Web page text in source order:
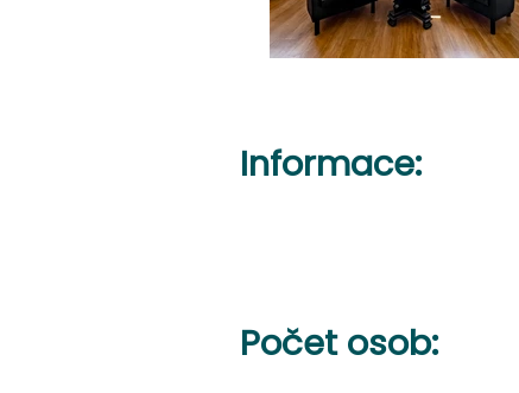
Informace:
Počet osob: